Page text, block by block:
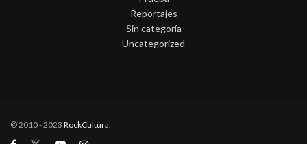
Reportajes
Sin categoría
Uncategorized
© 2010 - 2023 RockCultura.